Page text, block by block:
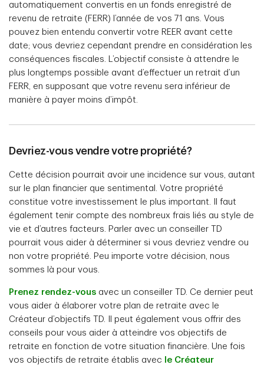
automatiquement convertis en un fonds enregistré de
revenu de retraite (FERR) l’année de vos 71 ans. Vous
pouvez bien entendu convertir votre REER avant cette
date; vous devriez cependant prendre en considération les
conséquences fiscales. L’objectif consiste à attendre le
plus longtemps possible avant d’effectuer un retrait d’un
FERR, en supposant que votre revenu sera inférieur de
manière à payer moins d’impôt.
Devriez-vous vendre votre propriété?
Cette décision pourrait avoir une incidence sur vous, autant
sur le plan financier que sentimental. Votre propriété
constitue votre investissement le plus important. Il faut
également tenir compte des nombreux frais liés au style de
vie et d’autres facteurs. Parler avec un conseiller TD
pourrait vous aider à déterminer si vous devriez vendre ou
non votre propriété. Peu importe votre décision, nous
sommes là pour vous.
Prenez rendez-vous avec un conseiller TD. Ce dernier peut
vous aider à élaborer votre plan de retraite avec le
Créateur d’objectifs TD. Il peut également vous offrir des
conseils pour vous aider à atteindre vos objectifs de
retraite en fonction de votre situation financière. Une fois
vos objectifs de retraite établis avec
le Créateur